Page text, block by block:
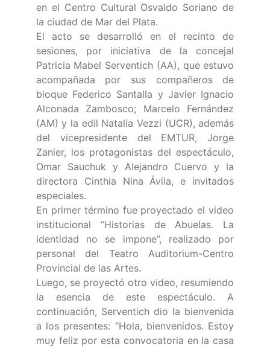
en el Centro Cultural Osvaldo Soriano de
la ciudad de Mar del Plata.
El acto se desarrolló en el recinto de
sesiones, por iniciativa de la concejal
Patricia Mabel Serventich (AA), que estuvo
acompañada por sus compañeros de
bloque Federico Santalla y Javier Ignacio
Alconada Zambosco; Marcelo Fernández
(AM) y la edil Natalia Vezzi (UCR), además
del vicepresidente del EMTUR, Jorge
Zanier, los protagonistas del espectáculo,
Omar Sauchuk y Alejandro Cuervo y la
directora Cinthia Nina Ávila, e invitados
especiales.
En primer término fue proyectado el video
institucional “Historias de Abuelas. La
identidad no se impone”, realizado por
personal del Teatro Auditorium-Centro
Provincial de las Artes.
Luego, se proyectó otro video, resumiendo
la esencia de este espectáculo. A
continuación, Serventich dio la bienvenida
a los presentes: “Hola, bienvenidos. Estoy
muy feliz por esta convocatoria en la casa